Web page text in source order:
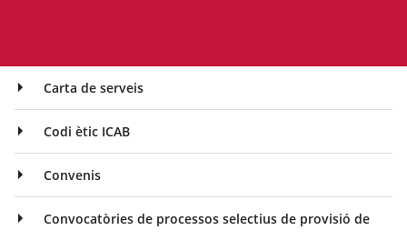
Carta de serveis
Codi ètic ICAB
Convenis
Convocatòries de processos selectius de provisió de